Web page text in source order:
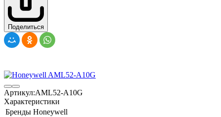
Поделиться
Артикул:AML52-A10G
Характеристики
Бренды Honeywell